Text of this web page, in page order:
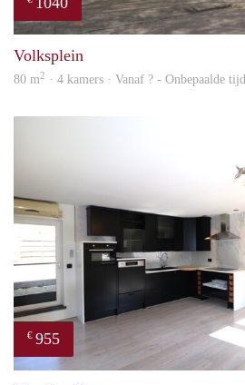
Volksplein
80 m2 · 4 kamers · Vanaf ? - Onbepaalde tijd
€ 955